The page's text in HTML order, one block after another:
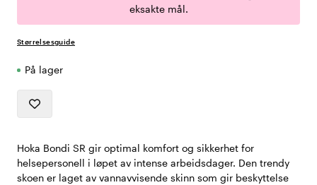
eksakte mål.
Størrelsesguide
På lager
Hoka Bondi SR gir optimal komfort og sikkerhet for
helsepersonell i løpet av intense arbeidsdager. Den trendy
skoen er laget av vannavvisende skinn som gir beskyttelse